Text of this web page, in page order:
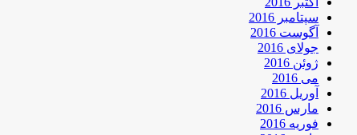
سپتامبر 2016
آگوست 2016
جولای 2016
ژوئن 2016
می 2016
آوریل 2016
مارس 2016
فوریه 2016